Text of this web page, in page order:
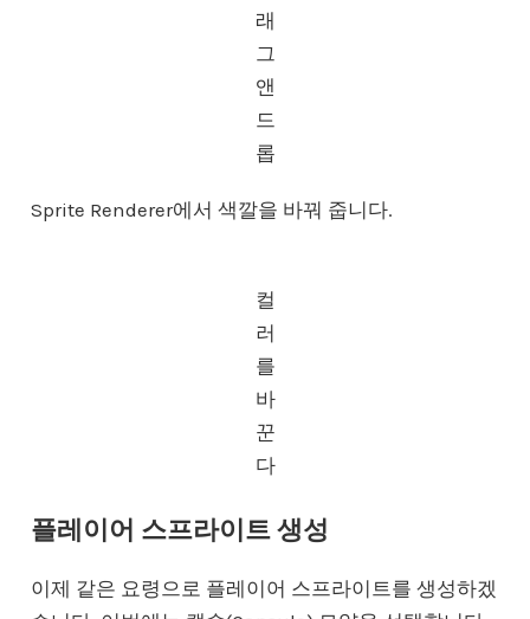
래
그
앤
드
롭
Sprite Renderer에서 색깔을 바꿔 줍니다.
컬
러
를
바
꾼
다
플레이어 스프라이트 생성
이제 같은 요령으로 플레이어 스프라이트를 생성하겠